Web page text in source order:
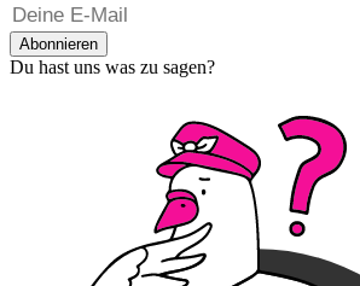
Abonnieren
Du hast uns was zu sagen?